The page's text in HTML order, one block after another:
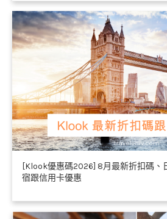
[Klook優惠碼2026] 8月最新折扣碼、
宿跟信用卡優惠